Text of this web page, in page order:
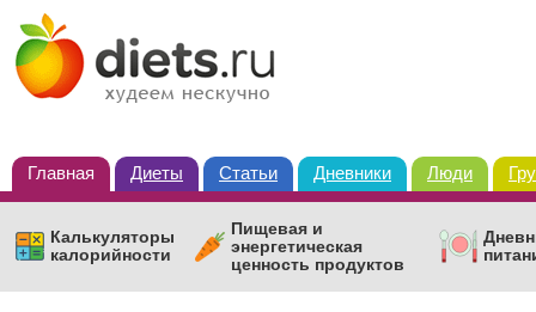
Главная Диеты Статьи Дневники Люди
Калькуляторы
калорийности
Пищевая и
энергетическая
ценность продуктов